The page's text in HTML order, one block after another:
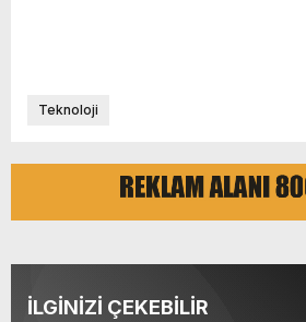
Teknoloji
İLGİNİZİ ÇEKEBİLİR